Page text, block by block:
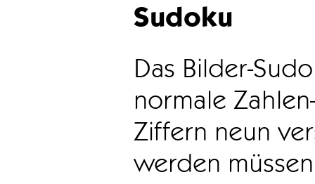
Sudoku
Das Bilder-
normale
Ziffern neun
werden